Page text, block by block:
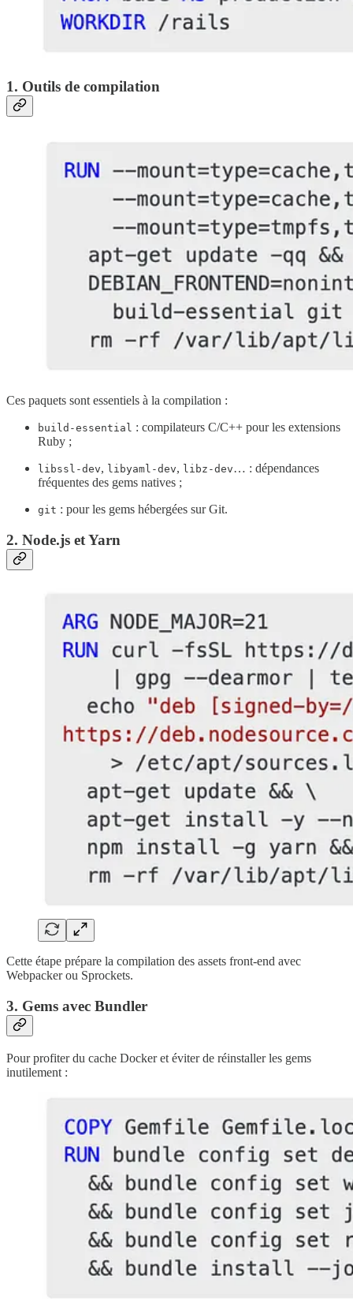
1. Outils de compilation
Ces paquets sont essentiels à la compilation :
build-essential : compilateurs C/C++ pour les extensions
Ruby ;
libssl-dev, libyaml-dev, libz-dev… : dépendances
fréquentes des gems natives ;
git : pour les gems hébergées sur Git.
2. Node.js et Yarn
Cette étape prépare la compilation des assets front-end avec
Webpacker ou Sprockets.
3. Gems avec Bundler
Pour profiter du cache Docker et éviter de réinstaller les gems
inutilement :